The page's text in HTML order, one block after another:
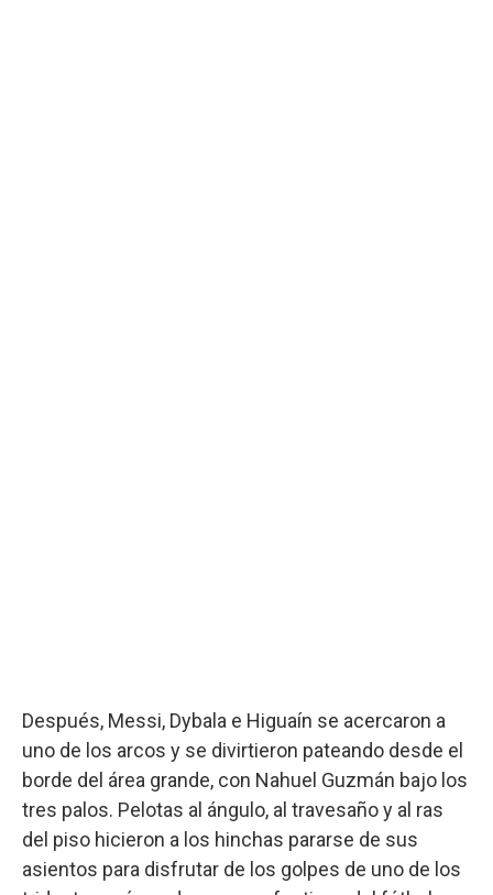
Después, Messi, Dybala e Higuaín se acercaron a
uno de los arcos y se divirtieron pateando desde el
borde del área grande, con Nahuel Guzmán bajo los
tres palos. Pelotas al ángulo, al travesaño y al ras
del piso hicieron a los hinchas pararse de sus
asientos para disfrutar de los golpes de uno de los